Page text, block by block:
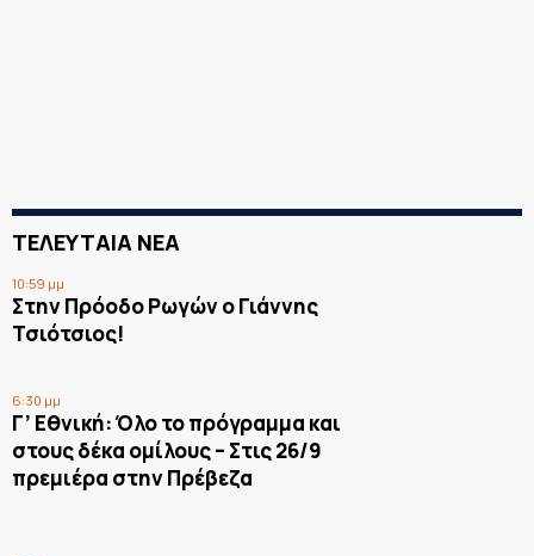
ΤΕΛΕΥΤΑΙΑ ΝΕΑ
10:59 μμ
Στην Πρόοδο Ρωγών ο Γιάννης
Τσιότσιος!
6:30 μμ
Γ’ Εθνική: Όλο το πρόγραμμα και
στους δέκα ομίλους – Στις 26/9
πρεμιέρα στην Πρέβεζα